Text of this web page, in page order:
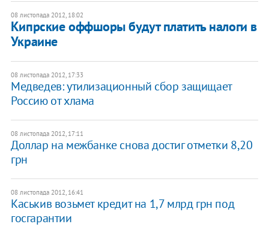
08 листопада 2012, 18:02
Кипрские оффшоры будут платить налоги в
Украине
08 листопада 2012, 17:33
Медведев: утилизационный сбор защищает
Россию от хлама
08 листопада 2012, 17:11
Доллар на межбанке снова достиг отметки 8,20
грн
08 листопада 2012, 16:41
Каськив возьмет кредит на 1,7 млрд грн под
госгарантии